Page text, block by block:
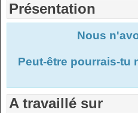
Présentation
Nous
Peut-être pourrais-tu
A travaillé sur